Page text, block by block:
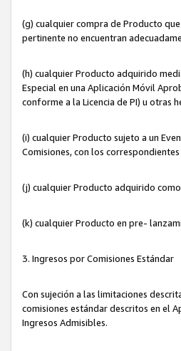
(g) cualquier compra de Producto
pertinente no encuentran
(h) cualquier Producto adquirido
Especial en una Aplicación Móvil
conforme a la Licencia de PI) u otras
(i) cualquier Producto sujeto a un
Comisiones, con los
(j) cualquier Producto adquirido
(k) cualquier Producto en pre-
3. Ingresos por Comisiones Estándar
Con sujeción a las limitaciones
comisiones estándar descritos en el
Ingresos Admisibles.